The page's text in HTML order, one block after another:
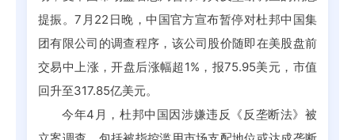
提振。7月22日晚，中国官方宣布暂停对杜邦中国集
团有限公司的调查程序，该公司股价随即在美股盘前
交易中上涨，开盘后涨幅超1%，报75.95美元，市值
回升至317.85亿美元。
今年4月，杜邦中国因涉嫌违反《反垄断法》被